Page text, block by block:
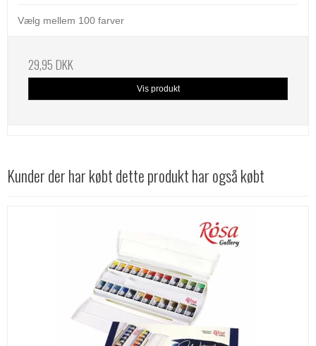
Vælg mellem 100 farver
29,95 DKK
Vis produkt
Kunder der har købt dette produkt har også købt